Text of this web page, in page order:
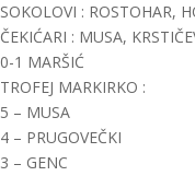
SOKOLOVI : ROSTOHAR,
ČEKIĆARI : MUSA,
0-1 MARŠIĆ
TROFEJ MARKIRKO :
5 – MUSA
4 – PRUGOVEČKI
3 – GENC